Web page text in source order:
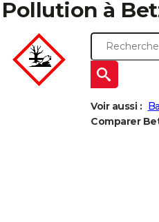
Pollution à
Voir aussi :
Comparer